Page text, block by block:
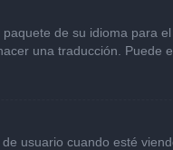
de su idioma para
una traducción. Puede
usuario cuando esté